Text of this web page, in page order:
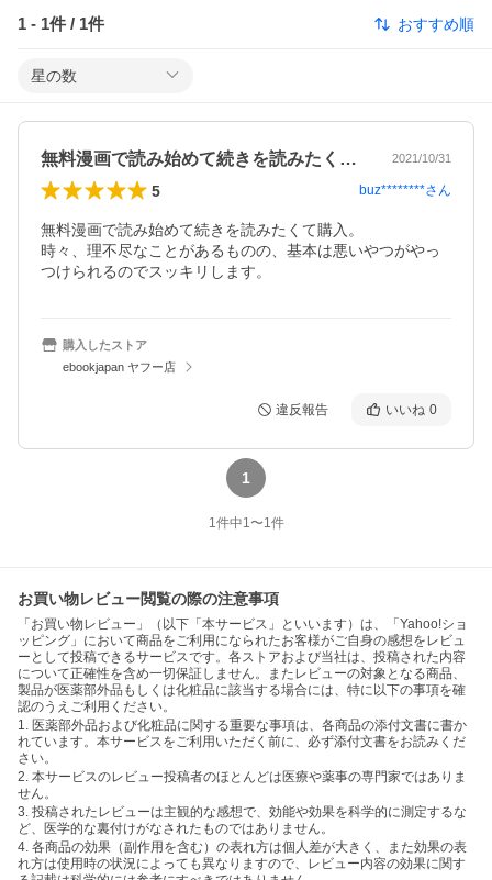
1 - 1件 / 1件 おすすめ順
星の数
無料漫画で読み始めて続きを読みたくて購… 2021/10/31
5 buz********さん
無料漫画で読み始めて続きを読みたくて購入。
時々、理不尽なことがあるものの、基本は悪いやつがやっ
つけられるのでスッキリします。
購入したストア
ebookjapan ヤフー店
違反報告 いいね 0
1
1件中1〜1件
お買い物レビュー閲覧の際の注意事項
「お買い物レビュー」（以下「本サービス」といいます）は、「Yahoo!ショ
ッピング」において商品をご利用になられたお客様がご自身の感想をレビュ
ーとして投稿できるサービスです。各ストアおよび当社は、投稿された内容
について正確性を含め一切保証しません。またレビューの対象となる商品、
製品が医薬部外品もしくは化粧品に該当する場合には、特に以下の事項を確
認のうえご利用ください。
1. 医薬部外品および化粧品に関する重要な事項は、各商品の添付文書に書か
れています。本サービスをご利用いただく前に、必ず添付文書をお読みくだ
さい。
2. 本サービスのレビュー投稿者のほとんどは医療や薬事の専門家ではありま
せん。
3. 投稿されたレビューは主観的な感想で、効能や効果を科学的に測定するな
ど、医学的な裏付けがなされたものではありません。
4. 各商品の効果（副作用を含む）の表れ方は個人差が大きく、また効果の表
れ方は使用時の状況によっても異なりますので、レビュー内容の効果に関す